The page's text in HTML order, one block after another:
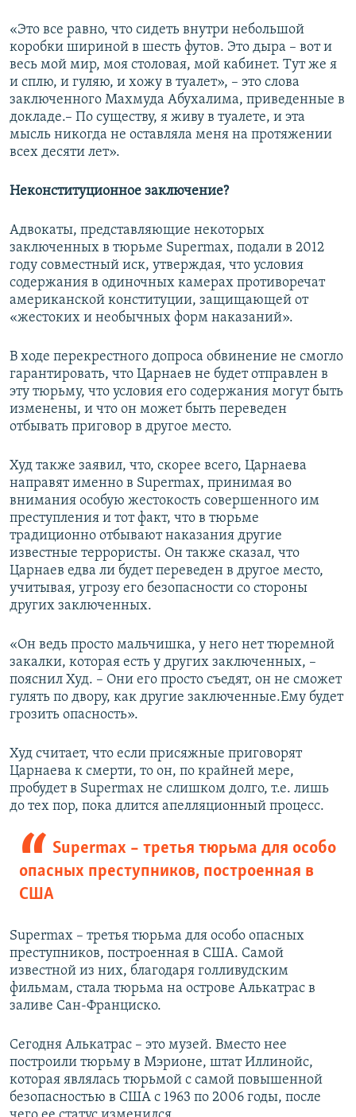
«Это все равно, что сидеть внутри небольшой
коробки шириной в шесть футов. Это дыра – вот и
весь мой мир, моя столовая, мой кабинет. Тут же я
и сплю, и гуляю, и хожу в туалет», – это слова
заключенного Махмуда Абухалима, приведенные в
докладе.– По существу, я живу в туалете, и эта
мысль никогда не оставляла меня на протяжении
всех десяти лет».
Неконституционное заключение?
Адвокаты, представляющие некоторых
заключенных в тюрьме Supermax, подали в 2012
году совместный иск, утверждая, что условия
содержания в одиночных камерах противоречат
американской конституции, защищающей от
«жестоких и необычных форм наказаний».
В ходе перекрестного допроса обвинение не смогло
гарантировать, что Царнаев не будет отправлен в
эту тюрьму, что условия его содержания могут быть
изменены, и что он может быть переведен
отбывать приговор в другое место.
Худ также заявил, что, скорее всего, Царнаева
направят именно в Supermax, принимая во
внимания особую жестокость совершенного им
преступления и тот факт, что в тюрьме
традиционно отбывают наказания другие
известные террористы. Он также сказал, что
Царнаев едва ли будет переведен в другое место,
учитывая, угрозу его безопасности со стороны
других заключенных.
«Он ведь просто мальчишка, у него нет тюремной
закалки, которая есть у других заключенных, –
пояснил Худ. – Они его просто съедят, он не сможет
гулять по двору, как другие заключенные.Ему будет
грозить опасность».
Худ считает, что если присяжные приговорят
Царнаева к смерти, то он, по крайней мере,
пробудет в Supermax не слишком долго, т.е. лишь
до тех пор, пока длится апелляционный процесс.
Supermax – третья тюрьма для особо
опасных преступников, построенная в
США
Supermax – третья тюрьма для особо опасных
преступников, построенная в США. Самой
известной из них, благодаря голливудским
фильмам, стала тюрьма на острове Алькатрас в
заливе Сан-Франциско.
Сегодня Алькатрас – это музей. Вместо нее
построили тюрьму в Мэрионе, штат Иллинойс,
которая являлась тюрьмой с самой повышенной
безопасностью в США с 1963 по 2006 годы, после